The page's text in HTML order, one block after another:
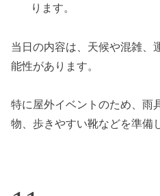
ります。
当日の内容は、天候や混雑、
能性があります。
特に屋外イベントのため、雨
物、歩きやすい靴などを準備